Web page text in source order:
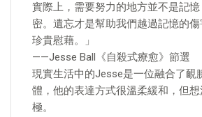
實際上，需要努力的地方並不是記
密。遺忘才是幫助我們越過記憶的
珍貴慰藉。」
——Jesse Ball《自殺式療愈》節選
現實生活中的Jesse是一位融合了靦
體，他的表達方式很溫柔緩和，但
極。